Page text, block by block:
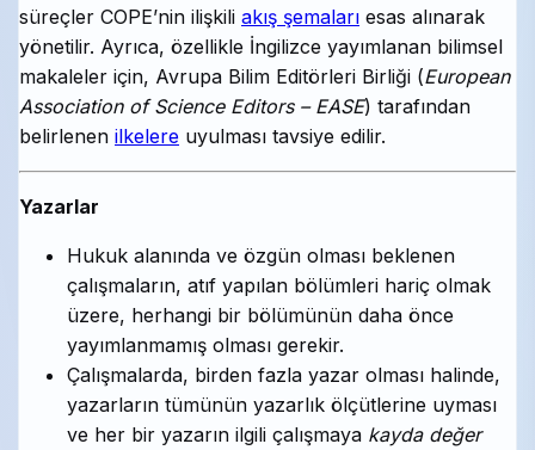
süreçler COPE’nin ilişkili akış şemaları esas alınarak
yönetilir. Ayrıca, özellikle İngilizce yayımlanan bilimsel
makaleler için, Avrupa Bilim Editörleri Birliği (European
Association of Science Editors – EASE) tarafından
belirlenen ilkelere uyulması tavsiye edilir.
Yazarlar
Hukuk alanında ve özgün olması beklenen
çalışmaların, atıf yapılan bölümleri hariç olmak
üzere, herhangi bir bölümünün daha önce
yayımlanmamış olması gerekir.
Çalışmalarda, birden fazla yazar olması halinde,
yazarların tümünün yazarlık ölçütlerine uyması
ve her bir yazarın ilgili çalışmaya kayda değer